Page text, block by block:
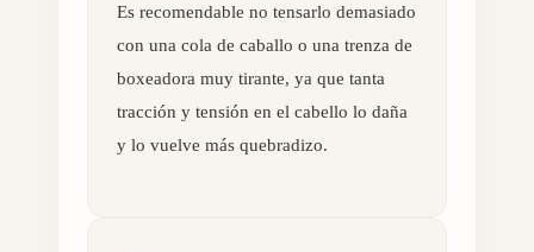
Es recomendable no tensarlo demasiado
con una cola de caballo o una trenza de
boxeadora muy tirante, ya que tanta
tracción y tensión en el cabello lo daña
y lo vuelve más quebradizo.